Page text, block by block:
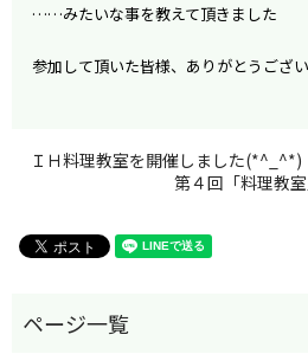
……みたいな事を教えて頂きました
参加して頂いた皆様、ありがとうござ
ＩＨ料理教室を開催しました(*^_^*)
第４回「料理教